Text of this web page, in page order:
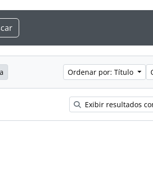
Ordenar por: Título
Exibir resultados